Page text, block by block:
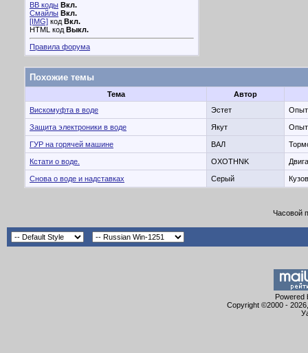
BB коды Вкл.
Смайлы Вкл.
[IMG] код Вкл.
HTML код Выкл.
Правила форума
Похожие темы
Тема
Автор
Вискомуфта в воде
Эстет Опыт
Защита электроники в воде Якут Опыт
ГУР на горячей машине ВАЛ
Кстати о воде. OXOTHNK
Снова о воде и надставках Серый
Часовой
Powered
Copyright ©2000 -